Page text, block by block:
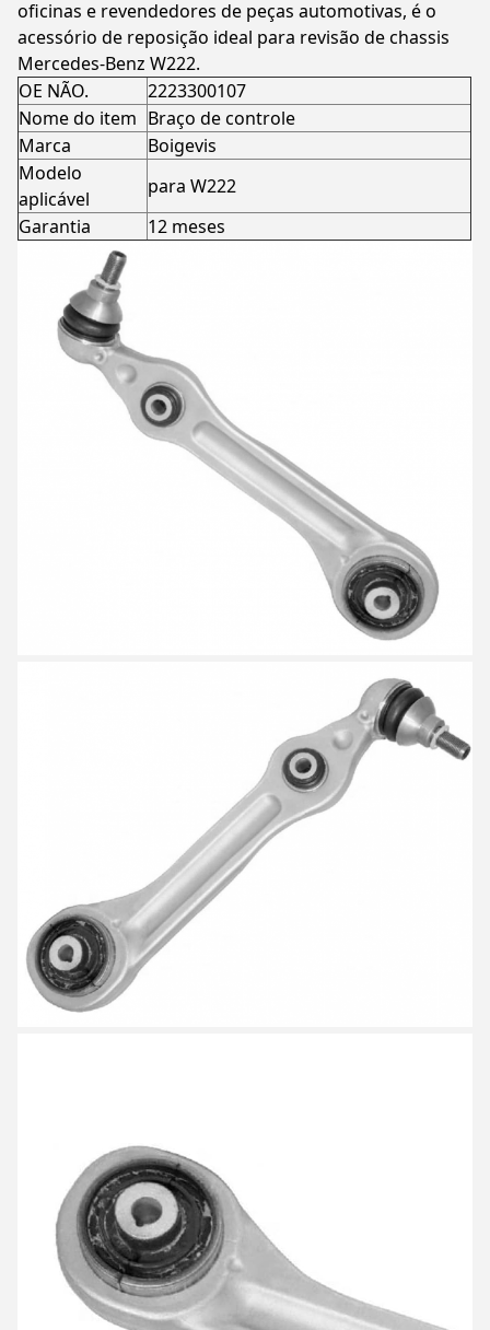
oficinas e revendedores de peças automotivas, é o
acessório de reposição ideal para revisão de chassis
Mercedes-Benz W222.
OE NÃO.
2223300107
Nome do item Braço de controle
Marca
Boigevis
Modelo
aplicável
para W222
Garantia
12 meses